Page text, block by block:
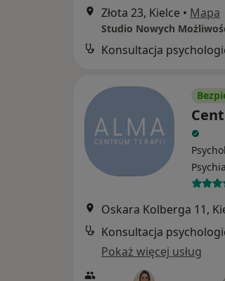
Złota 23, Kielce • Mapa
Oskara Kolberga 11,
Konsultacja
Pokaż więcej usług